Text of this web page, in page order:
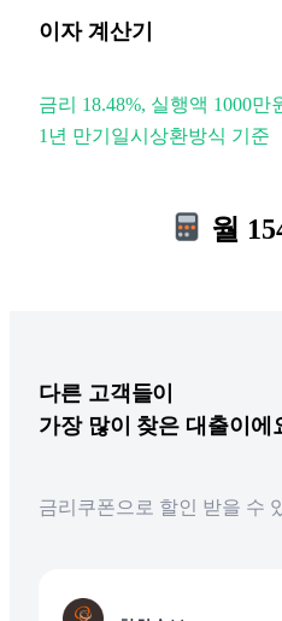
이자 계산기
금리 18.48%, 실행액 1000만
1년 만기일시상환방식 기준
월
다른 고객들이
가장 많이 찾은 대출이에
금리쿠폰으로 할인 받을 수